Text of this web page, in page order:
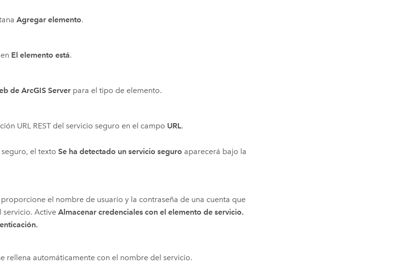
Agregar elemento.
en El elemento está.
de ArcGIS Server para el tipo de elemento.
URL REST del servicio seguro en el campo URL.
seguro, el textoSe ha detectado un servicio seguro aparecerá bajo la
proporcione el nombre de usuario y la contraseña de una cuenta que
servicio. ActiveAlmacenar credenciales con el elemento de servicio.
rellena automáticamente con el nombre del servicio.